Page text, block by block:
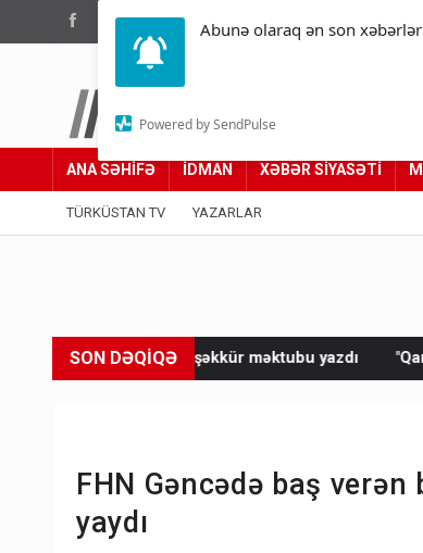
Abunə olaraq ən son
Powered by SendPulse
(012)
Türküstan.az
Adımız yolumuzdur
ANA SƏHİFƏ İDMAN XƏBƏR SİYASƏTİ
TÜRKÜSTAN TV YAZARLAR
SON DƏQİQƏ
məktubu yazdı "Qarabağ" "Dinamo"ya
FHN Gəncədə baş
yaydı